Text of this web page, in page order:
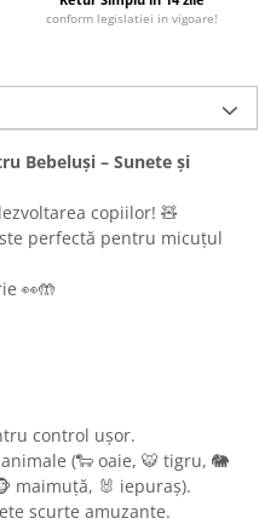
conform legislatiei in vigoare!
Bebeluși – Sunete și
copiilor! 🧸
perfectă pentru micuțul
👀🤲
control ușor.
(🐑 oaie, 🐯 tigru, 🐘
maimuță, 🐰 iepuraș).
scurte amuzante.